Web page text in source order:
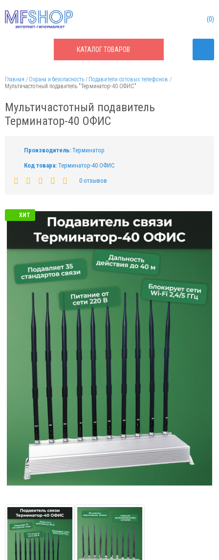
КАТАЛОГТОВАРОВ
0
Главная Охрана и безопасность
Подавители сотовых телефонов
Мультичастотный подавитель "Терминатор-40 ОФИС"
Мультичастотный подавитель
Терминатор-40 ОФИС
Производитель: Терминатор
Код товара: Терминатор-40 ОФИС
0 отзывов
ХИТ